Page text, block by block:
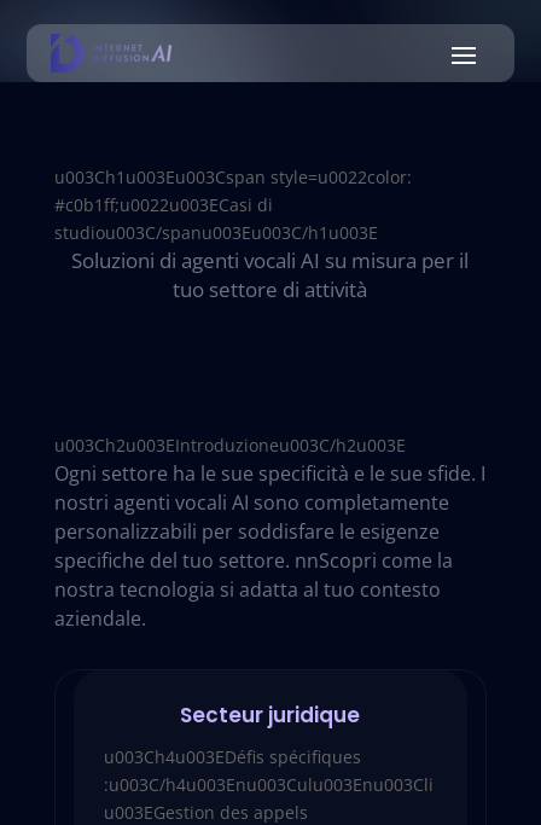
u003Ch1u003Eu003Cspan style=u0022color:
#c0b1ff;u0022u003ECasi di
studiou003C/spanu003Eu003C/h1u003E
Soluzioni di agenti vocali AI su misura per il
tuo settore di attività
u003Ch2u003EIntroduzioneu003C/h2u003E
Ogni settore ha le sue specificità e le sue sfide. I
nostri agenti vocali AI sono completamente
personalizzabili per soddisfare le esigenze
specifiche del tuo settore. nnScopri come la
nostra tecnologia si adatta al tuo contesto
aziendale.
Secteur juridique
u003Ch4u003EDéfis spécifiques
:u003C/h4u003Enu003Culu003Enu003Cli
u003EGestion des appels